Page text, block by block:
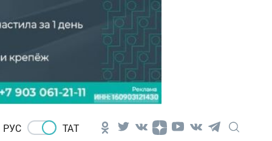
РУС ТАТ